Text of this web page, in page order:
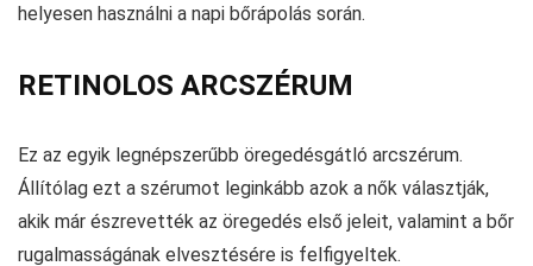
helyesen használni a napi bőrápolás során.
RETINOLOS ARCSZÉRUM
Ez az egyik legnépszerűbb öregedésgátló arcszérum.
Állítólag ezt a szérumot leginkább azok a nők választják,
akik már észrevették az öregedés első jeleit, valamint a bőr
rugalmasságának elvesztésére is felfigyeltek.